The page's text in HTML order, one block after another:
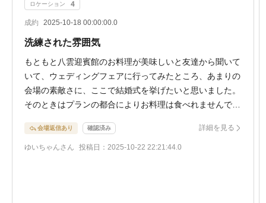
ロケーション 4
成約 2025-10-18 00:00:00.0
洗練された雰囲気
もともと八雲迎賓館のお料理が美味しいと友達から聞いて
いて、ウェディングフェアに行ってみたところ、あまりの
会場の素敵さに、ここで結婚式を挙げたいと思いました。
そのときはプランの都合によりお料理は食べれませんでし
像することができました。
プランナーさんの対応がとても優しくて、どんな質問にも
会場返信あり 確認済み 詳細を見る
ゆいちゃんさん 投稿日：2025-10-22 22:21:44.0